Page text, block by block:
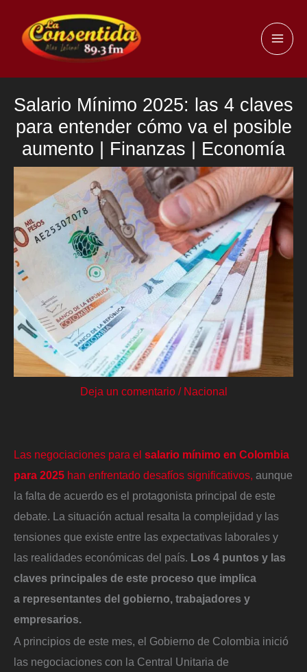
contenido
Salario Mínimo 2025: las 4 claves
para entender cómo va el posible
aumento | Finanzas | Economía
Deja un comentario / Nacional
Las negociaciones para el salario mínimo en Colombia
para 2025 han enfrentado desafíos significativos, aunque
la falta de acuerdo es el protagonista principal de este
debate. La situación actual resalta la complejidad y las
tensiones que existe entre las expectativas laborales y
las realidades económicas del país. Los 4 puntos y las
claves principales de este proceso que implica
a representantes del gobierno, trabajadores y
empresarios.
A principios de este mes, el Gobierno de Colombia inició
las negociaciones con la Central Unitaria de